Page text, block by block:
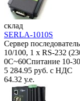
склад
SERLA-1010S
Сервер
10/100, 1 x RS-232
0C~60Спитание 10-
5 284.95 руб. с НДС
64.32 у.е.